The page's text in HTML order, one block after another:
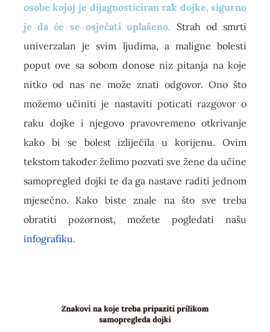
osobe kojoj je dijagnosticiran rak dojke, sigurno
je da će se osjećati uplašeno. Strah od smrti
univerzalan je svim ljudima, a maligne bolesti
poput ove sa sobom donose niz pitanja na koje
nitko od nas ne može znati odgovor. Ono što
možemo učiniti je nastaviti poticati razgovor o
raku dojke i njegovo pravovremeno otkrivanje
kako bi se bolest izliječila u korijenu. Ovim
tekstom također želimo pozvati sve žene da učine
samopregled dojki te da ga nastave raditi jednom
mjesečno. Kako biste znale na što sve treba
obratiti pozornost, možete pogledati našu
infografiku.